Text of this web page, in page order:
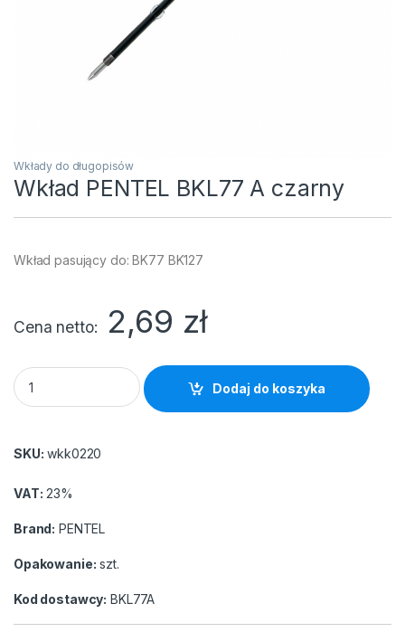
Wkłady do długopisów
Wkład PENTEL BKL77 A czarny
Wkład pasujący do: BK77 BK127
Cena netto 2,69 zł
Wkład PENTEL BKL77 A czarny quantity
Dodaj do koszyka
SKU: wkk0220
VAT: 23%
Brand: PENTEL
Opakowanie: szt.
Kod dostawcy: BKL77A